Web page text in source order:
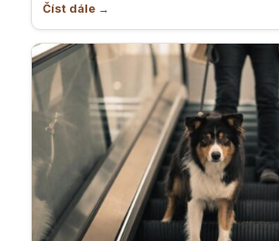
Číst dále →